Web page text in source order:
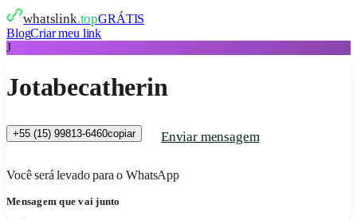
whatslink.topGRÁTIS
BlogCriar meu link
J
Jotabecatherin
+55 (15) 99813-6460copiar Enviar mensagem
Você será levado para o WhatsApp
Mensagem que vai junto